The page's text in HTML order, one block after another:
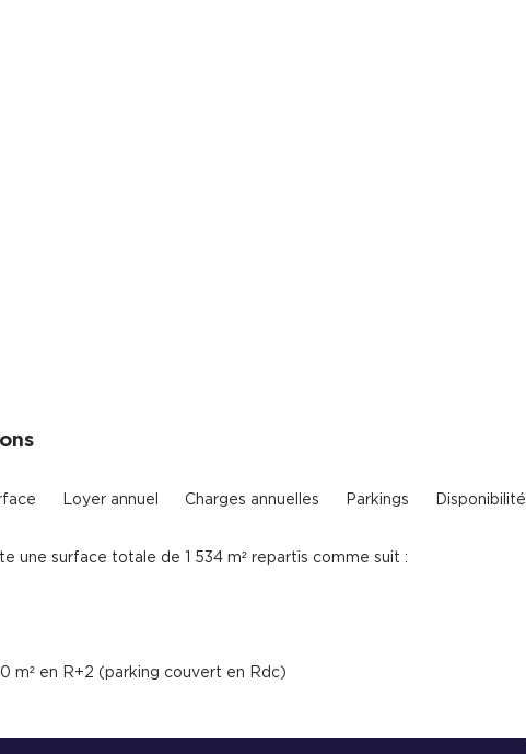
Loyer annuel Charges annuelles Parkings Disponibilité
une surface totale de 1 534 m² repartis comme suit :
m² en R+2 (parking couvert en Rdc)